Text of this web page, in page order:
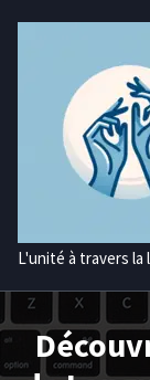
L'unité à travers la